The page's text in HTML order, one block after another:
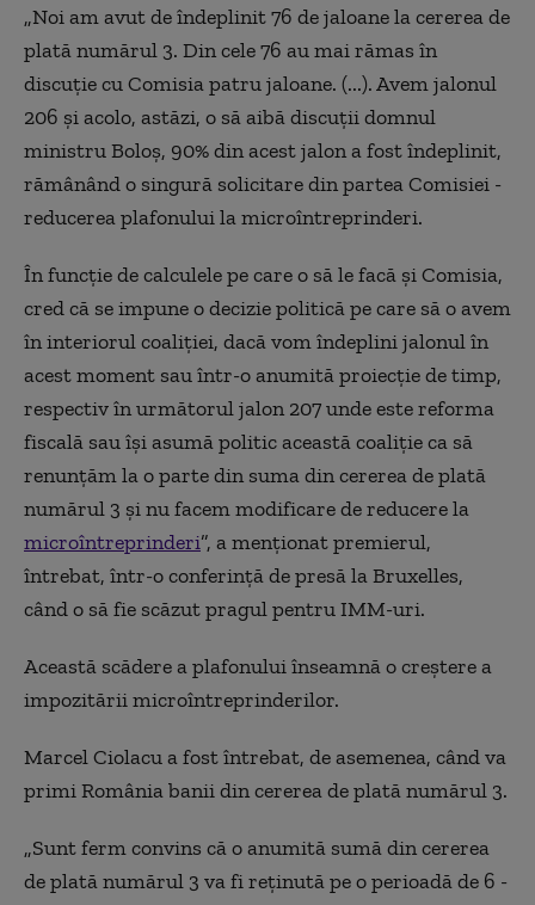
„Noi am avut de îndeplinit 76 de jaloane la cererea de
plată numărul 3. Din cele 76 au mai rămas în
discuţie cu Comisia patru jaloane. (...). Avem jalonul
206 şi acolo, astăzi, o să aibă discuţii domnul
ministru Boloş, 90% din acest jalon a fost îndeplinit,
rămânând o singură solicitare din partea Comisiei -
reducerea plafonului la microîntreprinderi.
În funcţie de calculele pe care o să le facă şi Comisia,
cred că se impune o decizie politică pe care să o avem
în interiorul coaliţiei, dacă vom îndeplini jalonul în
acest moment sau într-o anumită proiecţie de timp,
respectiv în următorul jalon 207 unde este reforma
fiscală sau îşi asumă politic această coaliţie ca să
renunţăm la o parte din suma din cererea de plată
numărul 3 şi nu facem modificare de reducere la
microîntreprinderi”, a menţionat premierul,
întrebat, într-o conferinţă de presă la Bruxelles,
când o să fie scăzut pragul pentru IMM-uri.
Această scădere a plafonului înseamnă o creștere a
impozitării microîntreprinderilor.
Marcel Ciolacu a fost întrebat, de asemenea, când va
primi România banii din cererea de plată numărul 3.
„Sunt ferm convins că o anumită sumă din cererea
de plată numărul 3 va fi reţinută pe o perioadă de 6 -